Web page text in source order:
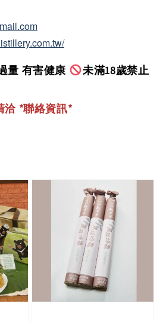
量 有害健康
未滿18歲禁止
洽 *聯絡資訊*